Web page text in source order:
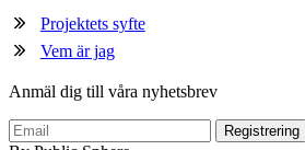
Projektets syfte
Vem är jag
Anmäl dig till våra nyhetsbrev